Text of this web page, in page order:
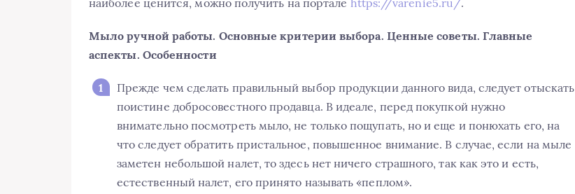
Мыло ручной работы. Основные критерии выбора. Ценные советы. Главные
аспекты. Особенности
Прежде чем сделать правильный выбор продукции данного вида, следует отыскать
поистине добросовестного продавца. В идеале, перед покупкой нужно
внимательно посмотреть мыло, не только пощупать, но и еще и понюхать его, на
что следует обратить пристальное, повышенное внимание. В случае, если на мыле
заметен небольшой налет, то здесь нет ничего страшного, так как это и есть,
естественный налет, его принято называть «пеплом».